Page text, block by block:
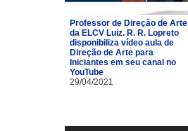
Professor de Direção de Arte
da ELCV Luiz. R. R. Lopreto
disponibiliza vídeo aula de
Direção de Arte para
Iniciantes em seu canal no
YouTube
29/04/2021